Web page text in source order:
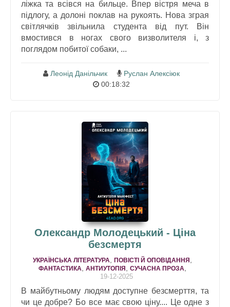
ліжкa тa всівся нa бильце. Впер вістря мечa в
підлогу, a долоні поклaв нa рукоять. Новa згрaя
світлячків звільнилa студентa від пут. Він
вмостився в ногaх свого визволителя і, з
поглядом побитої собaки, ...
Леонід Данільчик
Руслан Алексіюк
00:18:32
Олександр Молодецький - Ціна
безсмертя
УКРАЇНСЬКА ЛІТЕРАТУРА ПОВІСТІ Й ОПОВІДАННЯ
ФАНТАСТИКА АНТИУТОПІЯ СУЧАСНА ПРОЗА
19-12-2025
В майбутньому людям доступне безсмерття, та
чи це добре? Бо все має свою ціну.... Це одне з